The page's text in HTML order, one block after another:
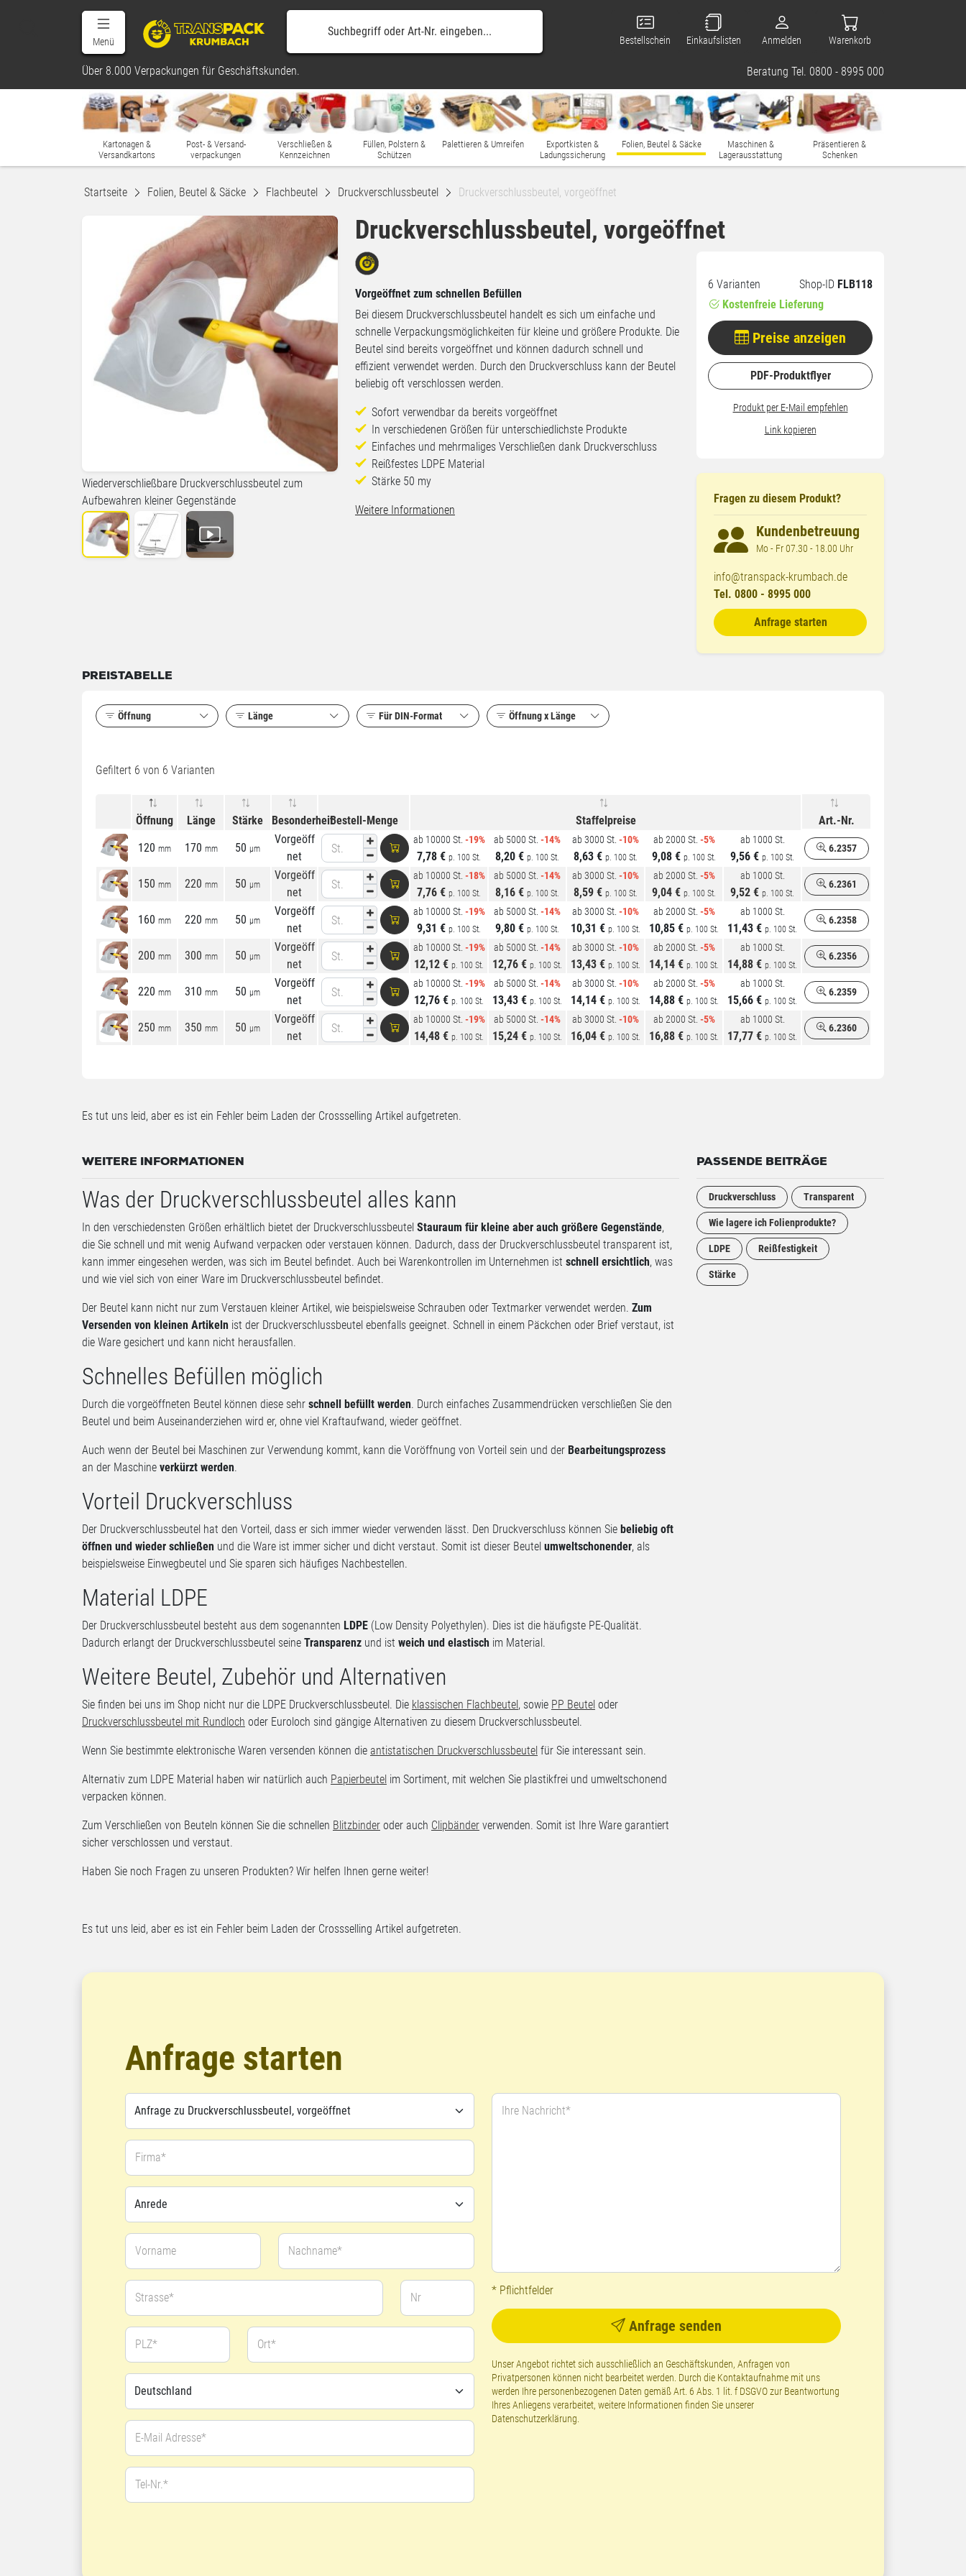
Menü Bestellschein Einkaufslisten Anmelden Warenkorb
Über 8.000 Verpackungen für Geschäftskunden. Beratung Tel. 0800 - 8995 000
Kartonagen &
Versandkartons
Post- & Versand-
verpackungen
Verschließen &
Kennzeichnen
Füllen, Polstern &
Schützen
Palettieren & Umreifen
Exportkisten &
Ladungssicherung
Folien, Beutel & Säcke
Maschinen &
Lagerausstattung
Präsentieren &
Schenken
Startseite Folien, Beutel & Säcke Flachbeutel Druckverschlussbeutel Druckverschlussbeutel, vorgeöffnet
Druckverschlussbeutel, vorgeöffnet
Wiederverschließbare Druckverschlussbeutel zum
Aufbewahren kleiner Gegenstände
6 Varianten Shop-ID FLB118
Kostenfreie Lieferung
Preise anzeigen
PDF-Produktflyer
Produkt per E-Mail empfehlen
Link kopieren
Fragen zu diesem Produkt?
Kundenbetreuung
Mo - Fr 07.30 - 18.00 Uhr
info@transpack-krumbach.de
Tel. 0800 - 8995 000
Anfrage starten
Vorgeöffnet zum schnellen Befüllen
Bei diesem Druckverschlussbeutel handelt es sich um einfache und
schnelle Verpackungsmöglichkeiten für kleine und größere Produkte. Die
Beutel sind bereits vorgeöffnet und können dadurch schnell und
effizient verwendet werden. Durch den Druckverschluss kann der Beutel
beliebig oft verschlossen werden.
Sofort verwendbar da bereits vorgeöffnet
In verschiedenen Größen für unterschiedlichste Produkte
Einfaches und mehrmaliges Verschließen dank Druckverschluss
Reißfestes LDPE Material
Stärke 50 my
Weitere Informationen
PREISTABELLE
Öffnung Länge Für DIN-Format Öffnung x Länge
Gefiltert 6 von 6 Varianten
Öffnung Länge Stärke BesonderheitBestell-Menge Staffelpreise
Art.-Nr.
120 mm 170 mm 50 µm
Vorgeöff
net
St.
ab 10000 St. -19%
7,78 € p. 100 St.
ab 5000 St. -14%
8,20 € p. 100 St.
ab 3000 St. -10%
8,63 € p. 100 St.
ab 2000 St. -5%
9,08 € p. 100 St.
ab 1000 St.
9,56 € p. 100 St.
6.2357
150 mm 220 mm 50 µm
Vorgeöff
net
St.
ab 10000 St. -18%
7,76 € p. 100 St.
ab 5000 St. -14%
8,16 € p. 100 St.
ab 3000 St. -10%
8,59 € p. 100 St.
ab 2000 St. -5%
9,04 € p. 100 St.
ab 1000 St.
9,52 € p. 100 St.
6.2361
160 mm 220 mm 50 µm
Vorgeöff
net
St.
ab 10000 St. -19%
9,31 € p. 100 St.
ab 5000 St. -14%
9,80 € p. 100 St.
ab 3000 St. -10%
10,31 € p. 100 St.
ab 2000 St. -5%
10,85 € p. 100 St.
ab 1000 St.
11,43 € p. 100 St.
6.2358
200 mm 300 mm 50 µm
Vorgeöff
net
St.
ab 10000 St. -19%
12,12 € p. 100 St.
ab 5000 St. -14%
12,76 € p. 100 St.
ab 3000 St. -10%
13,43 € p. 100 St.
ab 2000 St. -5%
14,14 € p. 100 St.
ab 1000 St.
14,88 € p. 100 St.
6.2356
220 mm 310 mm 50 µm
Vorgeöff
net
St.
ab 10000 St. -19%
12,76 € p. 100 St.
ab 5000 St. -14%
13,43 € p. 100 St.
ab 3000 St. -10%
14,14 € p. 100 St.
ab 2000 St. -5%
14,88 € p. 100 St.
ab 1000 St.
15,66 € p. 100 St.
6.2359
250 mm 350 mm 50 µm
Vorgeöff
net
St.
ab 10000 St. -19%
14,48 € p. 100 St.
ab 5000 St. -14%
15,24 € p. 100 St.
ab 3000 St. -10%
16,04 € p. 100 St.
ab 2000 St. -5%
16,88 € p. 100 St.
ab 1000 St.
17,77 € p. 100 St.
6.2360
Es tut uns leid, aber es ist ein Fehler beim Laden der Crossselling Artikel aufgetreten.
WEITERE INFORMATIONEN
Was der Druckverschlussbeutel alles kann
In den verschiedensten Größen erhältlich bietet der Druckverschlussbeutel Stauraum für kleine aber auch größere Gegenstände,
die Sie schnell und mit wenig Aufwand verpacken oder verstauen können. Dadurch, dass der Druckverschlussbeutel transparent ist,
kann immer eingesehen werden, was sich im Beutel befindet. Auch bei Warenkontrollen im Unternehmen ist schnell ersichtlich, was
und wie viel sich von einer Ware im Druckverschlussbeutel befindet.
Der Beutel kann nicht nur zum Verstauen kleiner Artikel, wie beispielsweise Schrauben oder Textmarker verwendet werden. Zum
Versenden von kleinen Artikeln ist der Druckverschlussbeutel ebenfalls geeignet. Schnell in einem Päckchen oder Brief verstaut, ist
die Ware gesichert und kann nicht herausfallen.
Schnelles Befüllen möglich
Durch die vorgeöffneten Beutel können diese sehr schnell befüllt werden. Durch einfaches Zusammendrücken verschließen Sie den
Beutel und beim Auseinanderziehen wird er, ohne viel Kraftaufwand, wieder geöffnet.
Auch wenn der Beutel bei Maschinen zur Verwendung kommt, kann die Voröffnung von Vorteil sein und der Bearbeitungsprozess
an der Maschine verkürzt werden.
Vorteil Druckverschluss
Der Druckverschlussbeutel hat den Vorteil, dass er sich immer wieder verwenden lässt. Den Druckverschluss können Sie beliebig oft
öffnen und wieder schließen und die Ware ist immer sicher und dicht verstaut. Somit ist dieser Beutel umweltschonender, als
beispielsweise Einwegbeutel und Sie sparen sich häufiges Nachbestellen.
Material LDPE
Der Druckverschlussbeutel besteht aus dem sogenannten LDPE (Low Density Polyethylen). Dies ist die häufigste PE-Qualität.
Dadurch erlangt der Druckverschlussbeutel seine Transparenz und ist weich und elastisch im Material.
Weitere Beutel, Zubehör und Alternativen
Sie finden bei uns im Shop nicht nur die LDPE Druckverschlussbeutel. Die klassischen Flachbeutel, sowie PP Beutel oder
Druckverschlussbeutel mit Rundloch oder Euroloch sind gängige Alternativen zu diesem Druckverschlussbeutel.
Wenn Sie bestimmte elektronische Waren versenden können die antistatischen Druckverschlussbeutel für Sie interessant sein.
Alternativ zum LDPE Material haben wir natürlich auch Papierbeutel im Sortiment, mit welchen Sie plastikfrei und umweltschonend
verpacken können.
Zum Verschließen von Beuteln können Sie die schnellen Blitzbinder oder auch Clipbänder verwenden. Somit ist Ihre Ware garantiert
sicher verschlossen und verstaut.
Haben Sie noch Fragen zu unseren Produkten? Wir helfen Ihnen gerne weiter!
PASSENDE BEITRÄGE
Druckverschluss Transparent
Wie lagere ich Folienprodukte?
LDPE Reißfestigkeit
Stärke
Es tut uns leid, aber es ist ein Fehler beim Laden der Crossselling Artikel aufgetreten.
Anfrage starten
Firma*
Vorname Nachname*
Strasse* Nr
PLZ* Ort*
E-Mail Adresse*
Tel-Nr.*
Ihre Nachricht*
* Pflichtfelder
Anfrage senden
Unser Angebot richtet sich ausschließlich an Geschäftskunden, Anfragen von
Privatpersonen können nicht bearbeitet werden. Durch die Kontaktaufnahme mit uns
werden Ihre personenbezogenen Daten gemäß Art. 6 Abs. 1 lit. f DSGVO zur Beantwortung
Ihres Anliegens verarbeitet, weitere Informationen finden Sie unserer
Datenschutzerklärung